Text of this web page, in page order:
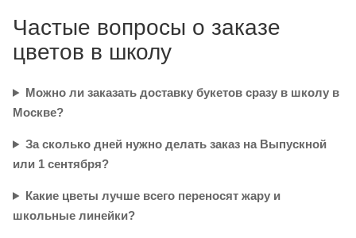
Частые вопросы о заказе
цветов в школу
Можно ли заказать доставку букетов сразу в школу в
Москве?
За сколько дней нужно делать заказ на Выпускной
или 1 сентября?
Какие цветы лучше всего переносят жару и
школьные линейки?